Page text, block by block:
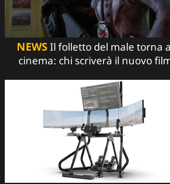
NEWSIl folletto del male torna
cinema: chi scriverà il nuovo